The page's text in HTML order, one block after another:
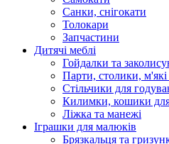
Санки, снігокати
Толокари
Запчастини
Дитячі меблі
Гойдалки та
Парти, столики, м'які
Стільчики для
Килимки, кошики
Ліжка та манежі
Іграшки для малюків
Брязкальця та